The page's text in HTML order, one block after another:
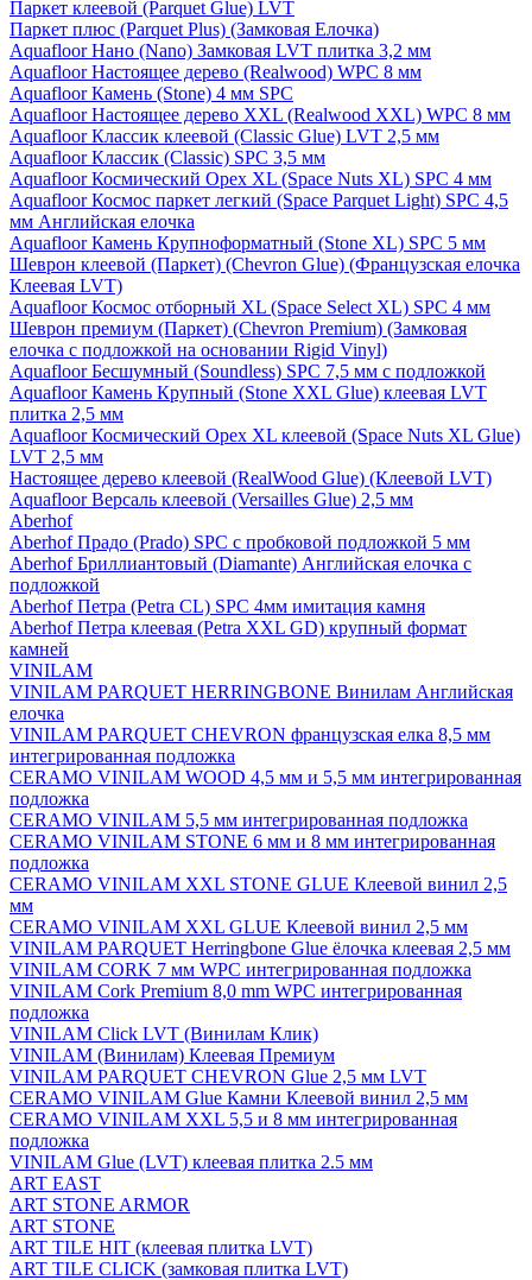
Паркет клеевой (Parquet Glue) LVT
Паркет плюс (Parquet Plus) (Замковая Елочка)
Aquafloor Нано (Nano) Замковая LVT плитка 3,2 мм
Aquafloor Настоящее дерево (Realwood) WPC 8 мм
Aquafloor Камень (Stone) 4 мм SPC
Aquafloor Настоящее дерево XXL (Realwood XXL) WPC 8 мм
Aquafloor Классик клеевой (Classic Glue) LVT 2,5 мм
Aquafloor Классик (Classic) SPC 3,5 мм
Aquafloor Космический Орех XL (Space Nuts XL) SPC 4 мм
Aquafloor Космос паркет легкий (Space Parquet Light) SPC 4,5
мм Английская елочка
Aquafloor Камень Крупноформатный (Stone XL) SPC 5 мм
Шеврон клеевой (Паркет) (Chevron Glue) (Французская елочка
Клеевая LVT)
Aquafloor Космос отборный XL (Space Select XL) SPC 4 мм
Шеврон премиум (Паркет) (Chevron Premium) (Замковая
елочка с подложкой на основании Rigid Vinyl)
Aquafloor Бесшумный (Soundless) SPC 7,5 мм с подложкой
Aquafloor Камень Крупный (Stone XXL Glue) клеевая LVT
плитка 2,5 мм
Aquafloor Космический Орех XL клеевой (Space Nuts XL Glue)
LVT 2,5 мм
Настоящее дерево клеевой (RealWood Glue) (Клеевой LVT)
Aquafloor Версаль клеевой (Versailles Glue) 2,5 мм
Aberhof
Aberhof Прадо (Prado) SPC с пробковой подложкой 5 мм
Aberhof Бриллиантовый (Diamante) Английская елочка с
подложкой
Aberhof Петра (Petra CL) SPC 4мм имитация камня
Aberhof Петра клеевая (Petra XXL GD) крупный формат
камней
VINILAM
VINILAM PARQUET HERRINGBONE Винилам Английская
елочка
VINILAM PARQUET CHEVRON французская елка 8,5 мм
интегрированная подложка
CERAMO VINILAM WOOD 4,5 мм и 5,5 мм интегрированная
подложка
CERAMO VINILAM 5,5 мм интегрированная подложка
CERAMO VINILAM STONE 6 мм и 8 мм интегрированная
подложка
CERAMO VINILAM XXL STONE GLUE Клеевой винил 2,5
мм
CERAMO VINILAM XXL GLUE Клеевой винил 2,5 мм
VINILAM PARQUET Herringbone Glue ёлочка клеевая 2,5 мм
VINILAM CORK 7 мм WPC интегрированная подложка
VINILAM Cork Premium 8,0 mm WPC интегрированная
подложка
VINILAM Click LVT (Винилам Клик)
VINILAM (Винилам) Клеевая Премиум
VINILAM PARQUET CHEVRON Glue 2,5 мм LVT
CERAMO VINILAM Glue Камни Клеевой винил 2,5 мм
CERAMO VINILAM XXL 5,5 и 8 мм интегрированная
подложка
VINILAM Glue (LVT) клеевая плитка 2.5 мм
ART EAST
ART STONE ARMOR
ART STONE
ART TILE HIT (клеевая плитка LVT)
ART TILE CLICK (замковая плитка LVT)